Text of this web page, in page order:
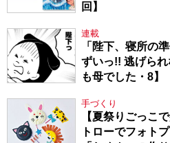
回】
連載
「陛下、寝所の
ずいっ!! 逃げら
も母でした・8】
手づくり
【夏祭りごっこ
トローでフォト